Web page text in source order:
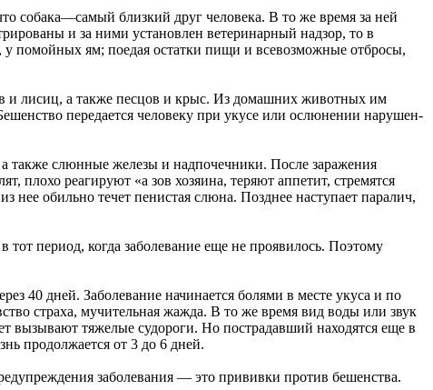
собака—самый близкий друг человека. В то же время за ней
и за ними установлен ветеринарный надзор, то в
помойных ям; поедая остатки пищи и всевозможные отбросы,
и лисиц, а также песцов и крыс. Из домашних животных им
передается человеку при укусе или ослюнении нарушен­
также слюнные железы и надпочечники. После заражения
плохо реагируют «а зов хозяина, теряют аппетит, стремятся
нее обильно течет пенистая слюна. Позднее наступает паралич,
период, когда заболевание еще не проявилось. Поэтому
40 дней. Заболевание начинается болями в месте укуса и по
страха, мучительная жажда. В то же время вид воды или звук
вызывают тяжелые судороги. Но пострадавший находятся еще в
продолжается от 3 до 6 дней.
заболевания — это прививки против бешенства.